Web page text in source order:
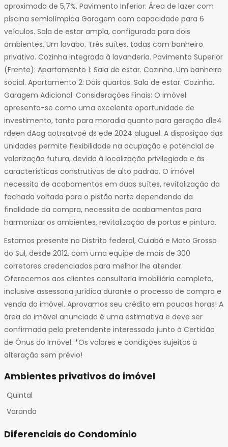
29
30
31
32
33
34
35
36
37
38
39
40
41
42
43
44
aproximada de 5,7%. Pavimento Inferior: Área de lazer com
piscina semiolímpica Garagem com capacidade para 6
veículos. Sala de estar ampla, configurada para dois
ambientes. Um lavabo. Três suítes, todas com banheiro
privativo. Cozinha integrada à lavanderia. Pavimento Superior
(Frente): Apartamento 1: Sala de estar. Cozinha. Um banheiro
social. Apartamento 2: Dois quartos. Sala de estar. Cozinha.
Garagem Adicional: Considerações Finais: O imóvel
apresenta-se como uma excelente oportunidade de
investimento, tanto para moradia quanto para geração d1e4
rdeen dAag aotrsatvoé ds ede 2024 aluguel. A disposição das
unidades permite flexibilidade na ocupação e potencial de
valorização futura, devido à localização privilegiada e às
características construtivas de alto padrão. O imóvel
necessita de acabamentos em duas suítes, revitalização da
fachada voltada para o pistão norte dependendo da
finalidade da compra, necessita de acabamentos para
harmonizar os ambientes, revitalização de portas e pintura.
Estamos presente no Distrito federal, Cuiabá e Mato Grosso
do Sul, desde 2012, com uma equipe de mais de 300
corretores credenciados para melhor lhe atender.
Oferecemos aos clientes consultoria imobiliária completa,
inclusive assessoria jurídica durante o processo de compra e
venda do imóvel. Aprovamos seu crédito em poucas horas! A
área do imóvel anunciado é uma estimativa e deve ser
confirmada pelo pretendente interessado junto à Certidão
de Ônus do Imóvel. *Os valores e condições sujeitos à
alteração sem prévio!
Ambientes privativos do imóvel
Quintal
Varanda
Diferenciais do Condomínio